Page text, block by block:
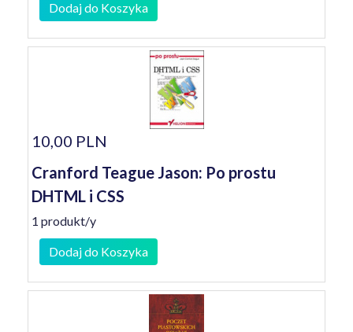
Dodaj do Koszyka
10,00 PLN
Cranford Teague Jason: Po prostu
DHTML i CSS
1 produkt/y
Dodaj do Koszyka